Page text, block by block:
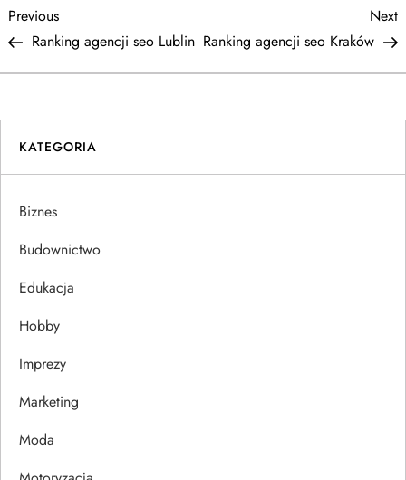
N
a
w
g
a
c
a
w
p
Previous
Post
Previous
Ranking agencji seo Lublin
Next
Ranking agencji seo Kraków
KATEGORIA
Biznes
Budownictwo
Edukacja
Hobby
Imprezy
Marketing
Moda